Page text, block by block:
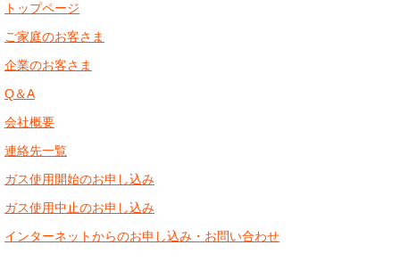
トップページ
ご家庭のお客さま
企業のお客さま
Q＆A
会社概要
連絡先一覧
ガス使用開始のお申し込み
ガス使用中止のお申し込み
インターネットからのお申し込み・お問い合わせ